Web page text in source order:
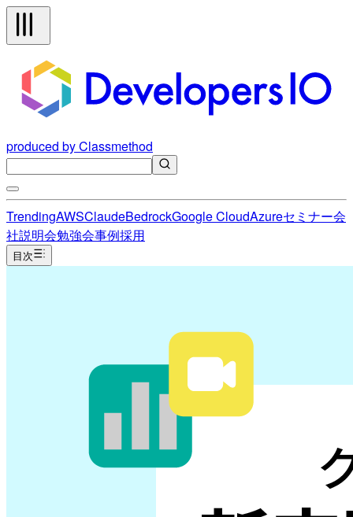
produced by Classmethod
TrendingAWSClaudeBedrockGoogle CloudAzureセミナー会
社説明会勉強会事例採用
目次